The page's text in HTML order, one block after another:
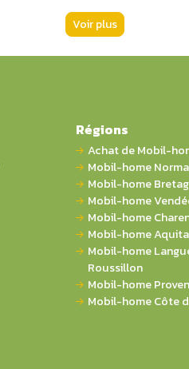
Voir plus
Régions
Achat de Mobil-
Mobil-home
Mobil-home
Mobil-home
Mobil-home
Mobil-home
Mobil-home
Roussillon
Mobil-home
Mobil-home Côte